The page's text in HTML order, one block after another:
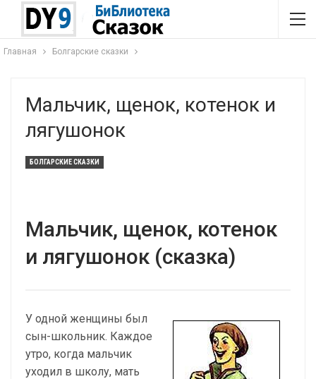
Главная Болгарские сказки
Мальчик, щенок, котенок и
лягушонок
БОЛГАРСКИЕ СКАЗКИ
Мальчик, щенок, котенок
и лягушонок (сказка)
У одной женщины был
сын-школьник. Каждое
утро, когда мальчик
уходил в школу, мать